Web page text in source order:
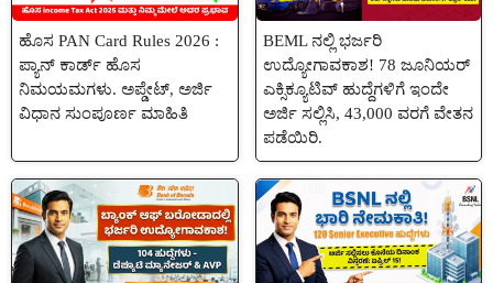
ಹೊಸ PAN Card Rules 2026 :
ಪ್ಯಾನ್ ಕಾರ್ಡ್ ಹೊಸ
ನಿಮಯಮಗಳು. ಅಪ್ಡೇಟ್, ಅರ್ಜಿ
ವಿಧಾನ ಸುಂಪೂರ್ಣ ಮಾಹಿತಿ
BEML ನಲ್ಲಿ ಭರ್ಜರಿ
ಉದ್ಯೋಗಾವಕಾಶ! 78 ಜೂನಿಯರ್
ಎಕ್ಸಿಕ್ಯೂಟಿವ್ ಹುದ್ದೆಗಳಿಗೆ ಇಂದೇ
ಅರ್ಜಿ ಸಲ್ಲಿಸಿ, 43,000 ವರಗೆ ವೇತನ
ಪಡೆಯಿರಿ.